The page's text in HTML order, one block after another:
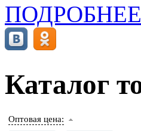
ПОДРОБНЕЕ
Каталог
Оптовая цена: